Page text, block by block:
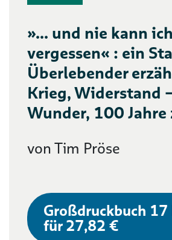
»... und nie kann ich
vergessen« : ein
Überlebender
Krieg, Widerstand
Wunder, 100 Jahre
von Tim Pröse
Großdruckbuch
für 27,82 €